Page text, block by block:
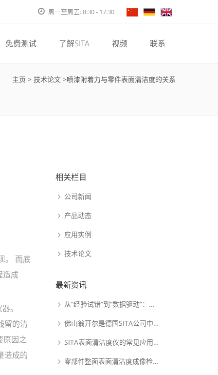
周一至周五: 8:30 - 17:30
免费测试 了解SITA 视频 联系
主页 > 技术论文>喷漆附着力与零件表面清洁度的关系
。 而底
造成
。
留的清
原因之
造成的
相关栏目
公司新闻
产品动态
应用实例
技术论文
最新资讯
从“经验试错”到“数据驱动”：动态表面张力如何重塑PDLC涂布工艺逻辑
佛山翁开尔是德国SITA公司中国核心代理商
SITA表面清洁度仪的常见应用范围
零部件整面表面清洁度成像检测系统：析塔SITA FluoVision Qube